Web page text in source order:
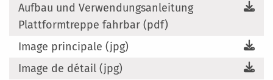
Aufbau und Verwendungsanleitung
Plattformtreppe fahrbar (pdf)
Image principale (jpg)
Image de détail (jpg)